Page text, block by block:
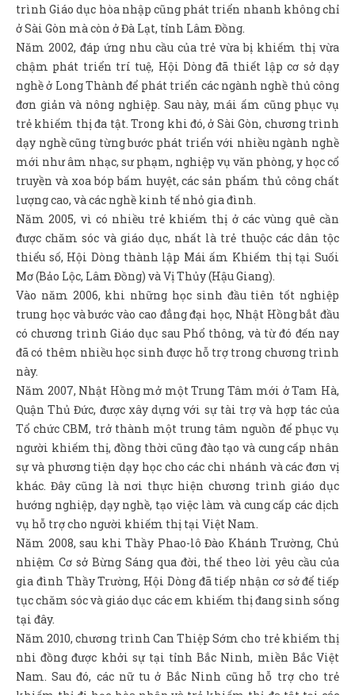
trình Giáo dục hòa nhập cũng phát triển nhanh không chỉ
ở Sài Gòn mà còn ở Đà Lạt, tỉnh Lâm Đồng.
Năm 2002, đáp ứng nhu cầu của trẻ vừa bị khiếm thị vừa
chậm phát triển trí tuệ, Hội Dòng đã thiết lập cơ sở dạy
nghề ở Long Thành để phát triển các ngành nghề thủ công
đơn giản và nông nghiệp. Sau này, mái ấm cũng phục vụ
trẻ khiếm thị đa tật. Trong khi đó, ở Sài Gòn, chương trình
dạy nghề cũng từng bước phát triển với nhiều ngành nghề
mới như âm nhạc, sư phạm, nghiệp vụ văn phòng, y học cổ
truyền và xoa bóp bấm huyệt, các sản phẩm thủ công chất
lượng cao, và các nghề kinh tế nhỏ gia đình.
Năm 2005, vì có nhiều trẻ khiếm thị ở các vùng quê cần
được chăm sóc và giáo dục, nhất là trẻ thuộc các dân tộc
thiểu số, Hội Dòng thành lập Mái ấm Khiếm thị tại Suối
Mơ (Bảo Lộc, Lâm Đồng) và Vị Thủy (Hậu Giang).
Vào năm 2006, khi những học sinh đầu tiên tốt nghiệp
trung học và bước vào cao đẳng đại học, Nhật Hồng bắt đầu
có chương trình Giáo dục sau Phổ thông, và từ đó đến nay
đã có thêm nhiều học sinh được hỗ trợ trong chương trình
này.
Năm 2007, Nhật Hồng mở một Trung Tâm mới ở Tam Hà,
Quận Thủ Đức, được xây dựng với sự tài trợ và hợp tác của
Tổ chức CBM, trở thành một trung tâm nguồn để phục vụ
người khiếm thị, đồng thời cũng đào tạo và cung cấp nhân
sự và phương tiện dạy học cho các chi nhánh và các đơn vị
khác. Đây cũng là nơi thực hiện chương trình giáo dục
hướng nghiệp, dạy nghề, tạo việc làm và cung cấp các dịch
vụ hỗ trợ cho người khiếm thị tại Việt Nam.
Năm 2008, sau khi Thầy Phao-lô Đào Khánh Trường, Chủ
nhiệm Cơ sở Bừng Sáng qua đời, thể theo lời yêu cầu của
gia đình Thầy Trường, Hội Dòng đã tiếp nhận cơ sở để tiếp
tục chăm sóc và giáo dục các em khiếm thị đang sinh sống
tại đây.
Năm 2010, chương trình Can Thiệp Sớm cho trẻ khiếm thị
nhi đồng được khởi sự tại tỉnh Bắc Ninh, miền Bắc Việt
Nam. Sau đó, các nữ tu ở Bắc Ninh cũng hỗ trợ cho trẻ